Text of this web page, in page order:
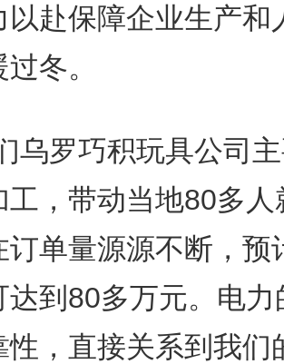
以赴保障企业生产和
冬。
罗巧积玩具公司主
工，带动当地80多人
订单量源源不断，预
达到80多万元。电力
性，直接关系到我们